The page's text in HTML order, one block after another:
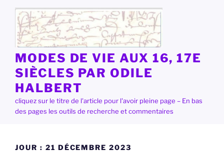
contenu
principal
MODES DE VIE AUX 16, 17E
SIÈCLES PAR ODILE
HALBERT
cliquez sur le titre de l'article pour l'avoir pleine page – En bas
des pages les outils de recherche et commentaires
JOUR : 21 DÉCEMBRE 2023